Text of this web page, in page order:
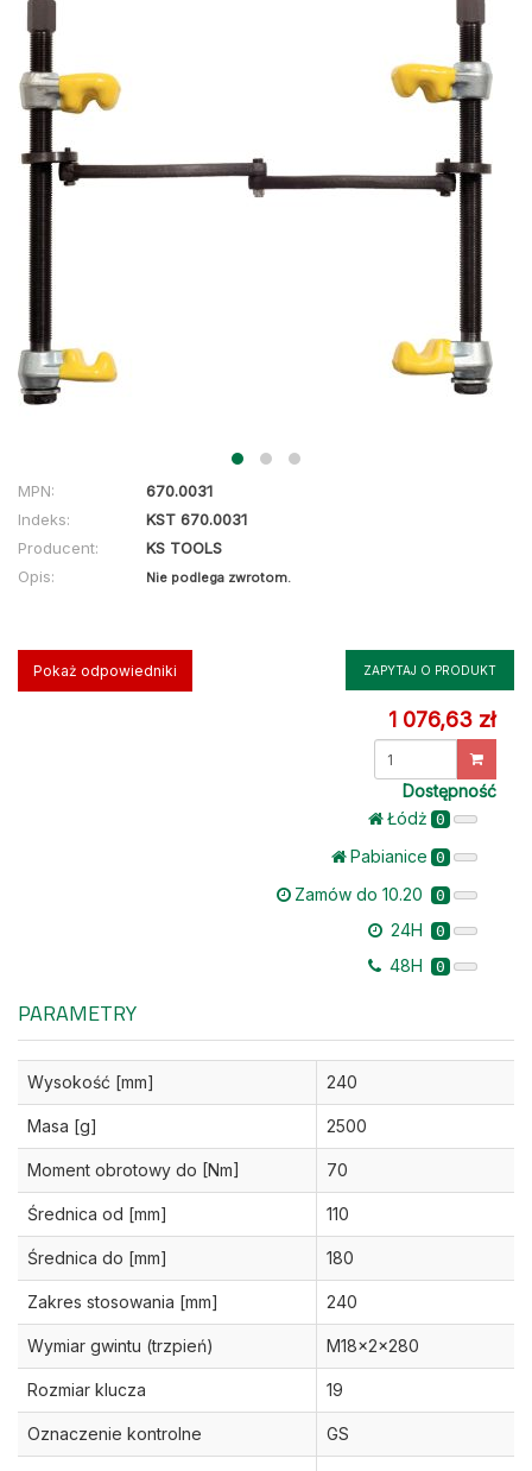
MPN:
670.0031
Indeks:
KST 670.0031
Producent:
KS TOOLS
Opis:
Nie podlega zwrotom.
Pokaż odpowiedniki ZAPYTAJ O PRODUKT
1 076,63 zł
Dostępność
Łódż 0
Pabianice 0
Zamów do 10.20 0
24H 0
48H 0
PARAMETRY
Wysokość [mm] 240
Masa [g] 2500
Moment obrotowy do [Nm] 70
Średnica od [mm] 110
Średnica do [mm] 180
Zakres stosowania [mm] 240
Wymiar gwintu (trzpień) M18x2x280
Rozmiar klucza 19
Oznaczenie kontrolne GS